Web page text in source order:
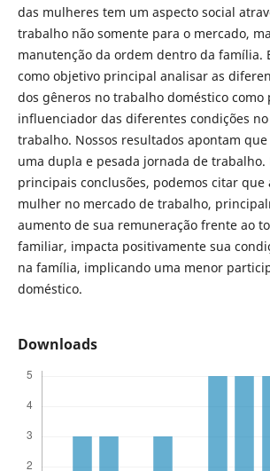
das mulheres tem um aspecto social
trabalho não somente para o mercado,
manutenção da ordem dentro da família.
como objetivo principal analisar as
dos gêneros no trabalho doméstico como
influenciador das diferentes condições
trabalho. Nossos resultados apontam
uma dupla e pesada jornada de trabalho.
principais conclusões, podemos citar que
mulher no mercado de trabalho,
aumento de sua remuneração frente ao
familiar, impacta positivamente sua
na família, implicando uma menor
doméstico.
Downloads